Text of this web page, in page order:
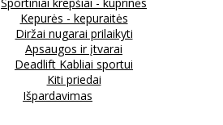
Kepurės - kepuraitės
Diržai nugarai prilaikyti
Apsaugos ir įtvarai
Deadlift Kabliai sportui
Kiti priedai
Išpardavimas